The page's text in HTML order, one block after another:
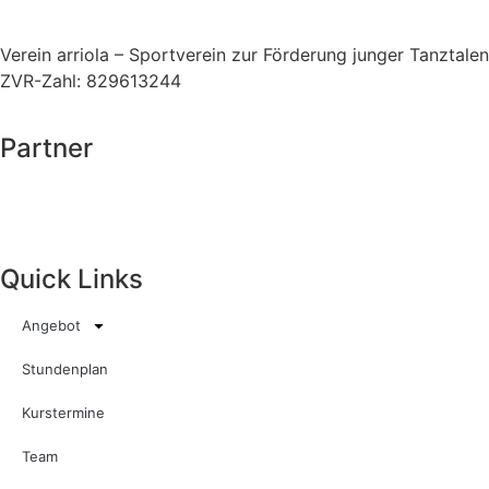
Verein arriola – Sportverein zur Förderung junger
ZVR-Zahl: 829613244
Partner
Quick Links
Angebot
Stundenplan
Kurstermine
Team